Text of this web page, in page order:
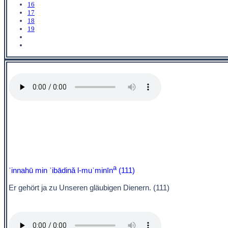
16
17
18
19
ʾinnahū min ʿibādină l-muʾminīna(111)
Er gehört ja zu Unseren gläubigen Dienern. (111)